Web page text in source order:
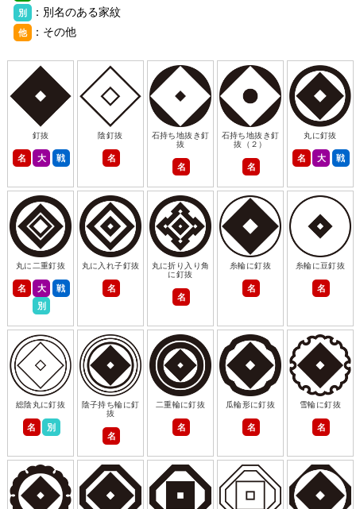
別 ：別名のある家紋
他 ：その他
釘抜
名 大 戦
陰釘抜
名
石持ち地抜き釘
抜
名
石持ち地抜き釘
抜（２）
名
丸に釘抜
名 大 戦
丸に二重釘抜
名 大
戦
別
丸に入れ子釘抜
名
丸に折り入り角
に釘抜
名
糸輪に釘抜
名
糸輪に豆釘抜
名
総陰丸に釘抜
名 別
陰子持ち輪に釘
抜
名
二重輪に釘抜
名
瓜輪形に釘抜
名
雪輪に釘抜
名